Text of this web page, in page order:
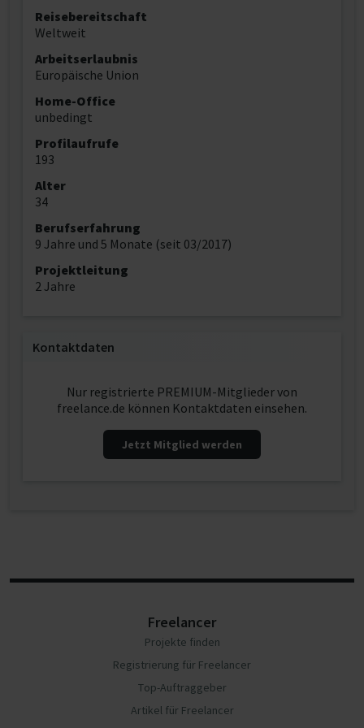
Reisebereitschaft
Weltweit
Arbeitserlaubnis
Europäische Union
Home-Office
unbedingt
Profilaufrufe
193
Alter
34
Berufserfahrung
9 Jahre und 5 Monate (seit 03/2017)
Projektleitung
2 Jahre
Kontaktdaten
Nur registrierte PREMIUM-Mitglieder von
freelance.de können Kontaktdaten einsehen.
Jetzt Mitglied werden
Freelancer
Projekte finden
Registrierung für Freelancer
Top-Auftraggeber
Artikel für Freelancer